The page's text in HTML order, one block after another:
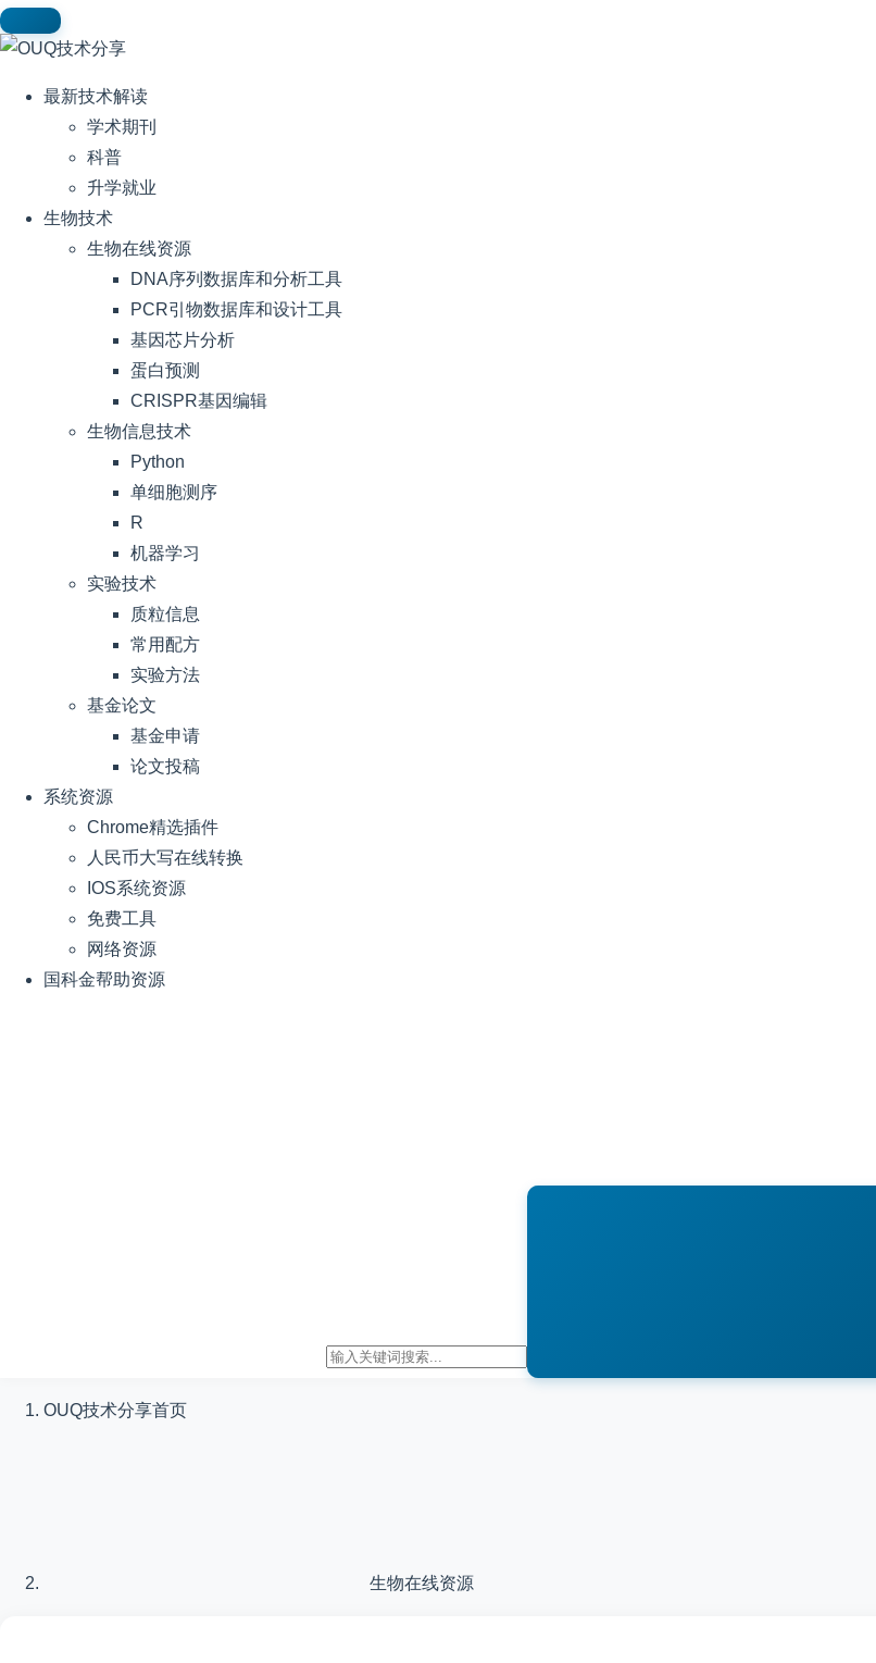
最新技术解读
学术期刊
科普
升学就业
生物技术
生物在线资源
DNA序列数据库和分析工具
PCR引物数据库和设计工具
基因芯片分析
蛋白预测
CRISPR基因编辑
生物信息技术
Python
单细胞测序
R
机器学习
实验技术
质粒信息
常用配方
实验方法
基金论文
基金申请
论文投稿
系统资源
Chrome精选插件
人民币大写在线转换
IOS系统资源
免费工具
网络资源
国科金帮助资源
OUQ技术分享首页
生物在线资源